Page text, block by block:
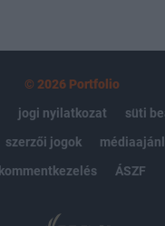
© 2026 Portfolio
jogi nyilatkozat
süti
szerzői jogok
kommentkezelés
ÁSZF